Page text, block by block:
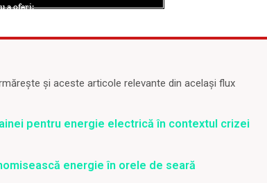
și aceste articole relevante din același flux
pentru energie electrică în contextul crizei
energie în orele de seară